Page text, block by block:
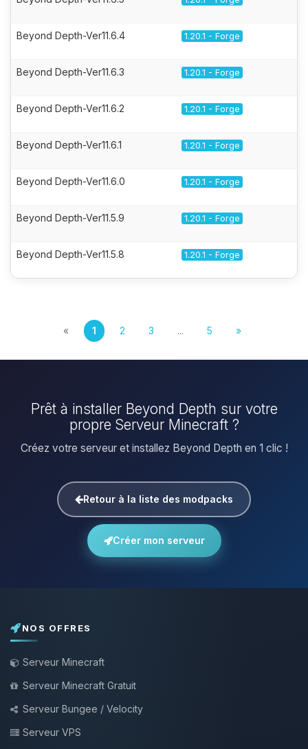
Beyond Depth-Ver11.6.4 1.20.1 - Forge
Beyond Depth-Ver11.6.3 1.20.1 - Forge
Beyond Depth-Ver11.6.2 1.20.1 - Forge
Beyond Depth-Ver11.6.1 1.20.1 - Forge
Beyond Depth-Ver11.6.0 1.20.1 - Forge
Beyond Depth-Ver11.5.9 1.20.1 - Forge
Beyond Depth-Ver11.5.8 1.20.1 - Forge
« 1 2 3 ... 5 »
Prêt à installer Beyond Depth sur votre
propre Serveur Minecraft ?
Créez votre serveur et installez Beyond Depth en 1 clic !
Retour à la liste des modpacks
Créer mon serveur
NOS OFFRES
Serveur Minecraft
Serveur Minecraft Gratuit
Serveur Bungee / Velocity
Serveur VPS